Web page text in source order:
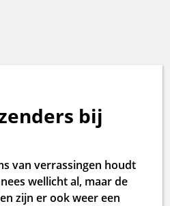
bij
van verrassingen houdt
wellicht al, maar de
zijn er ook weer een